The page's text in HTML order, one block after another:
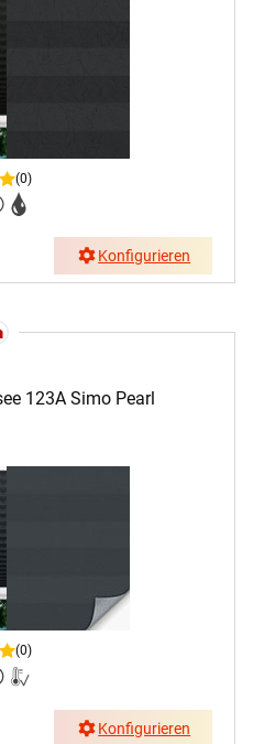
(0)
Konfigurieren
123A Simo Pearl
(0)
Konfigurieren